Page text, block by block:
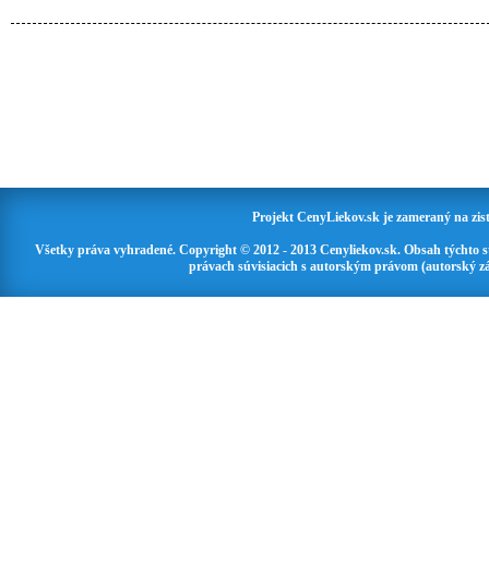
Projekt CenyLiekov.sk je zameraný na
Všetky práva vyhradené. Copyright © 2012 - 2013 Cenyliekov.sk. Obsah
právach súvisiacich s autorským právom (autorský